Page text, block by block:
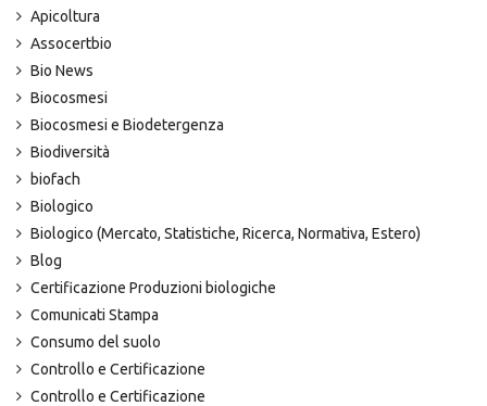
Apicoltura
Assocertbio
Bio News
Biocosmesi
Biocosmesi e Biodetergenza
Biodiversità
biofach
Biologico
Biologico (Mercato, Statistiche, Ricerca, Normativa, Estero)
Blog
Certificazione Produzioni biologiche
Comunicati Stampa
Consumo del suolo
Controllo e Certificazione
Controllo e Certificazione